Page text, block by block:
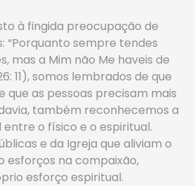
à fingida preocupação de
“Porquanto sempre tendes
mas a Mim não Me haveis de
11), somos lembrados de que
que as pessoas precisam mais
também reconhecemos a
o físico e o espiritual.
e da Igreja que aliviam o
esforços na compaixão,
esforço espiritual.